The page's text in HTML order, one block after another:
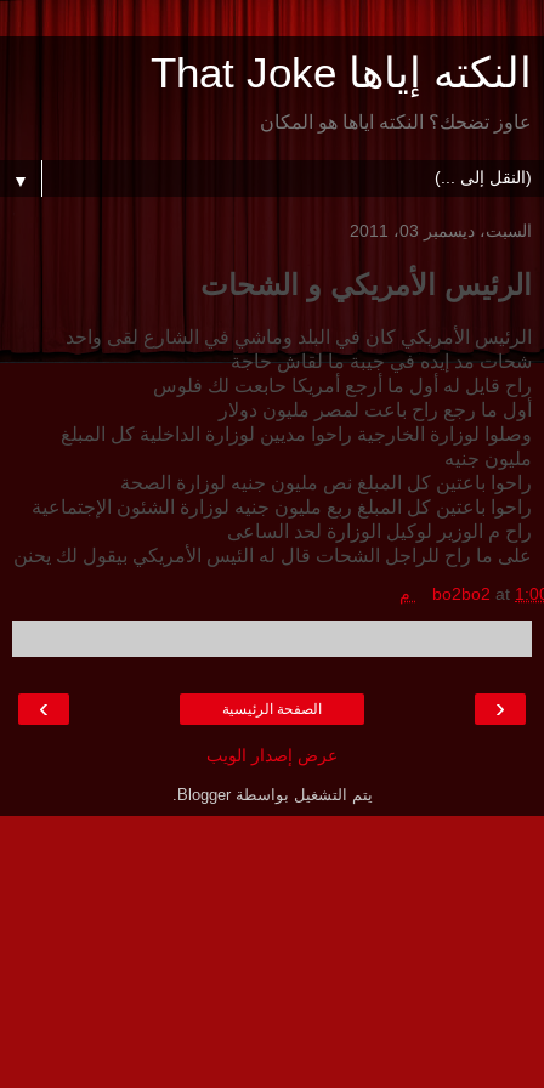
النكته إياها That Joke
عاوز تضحك؟ النكته اياها هو المكان
▼
السبت، ديسمبر 03، 2011
الرئيس الأمريكي و الشحات
الرئيس الأمريكي كان في البلد وماشي في الشارع لقى واحد
شحات مد إيده في جيبة ما لقاش حاجة
راح قايل له أول ما أرجع أمريكا حابعت لك فلوس
أول ما رجع راح باعت لمصر مليون دولار
وصلوا لوزارة الخارجية راحوا مديين لوزارة الداخلية كل المبلغ
مليون جنيه
راحوا باعتين كل المبلغ نص مليون جنيه لوزارة الصحة
راحوا باعتين كل المبلغ ربع مليون جنيه لوزارة الشئون الإجتماعية
راح م الوزير لوكيل الوزارة لحد الساعى
على ما راح للراجل الشحات قال له الئيس الأمريكي بيقول لك يحنن
bo2bo2 at م
‹
› الصفحة الرئيسية
عرض إصدار الويب
يتم التشغيل بواسطةBlogger